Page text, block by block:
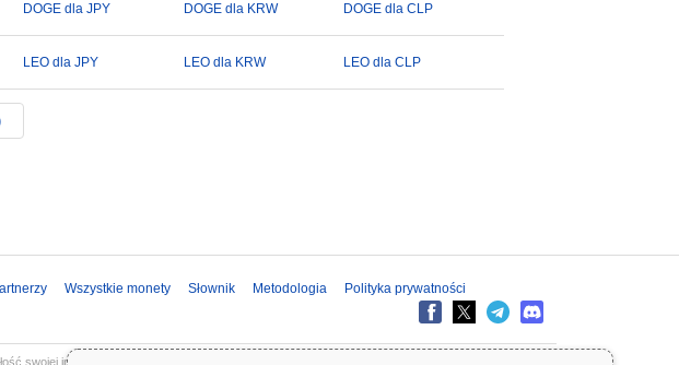
DOGE dla JPY DOGE dla KRW DOGE dla CLP
LEO dla JPY LEO dla KRW LEO dla CLP
Wszystkie monety Słownik Metodologia
Polityka prywatności
swojej inwestycji. Wszystkie informacje na Coinpaprika są udostępniane wyłącznie w celach